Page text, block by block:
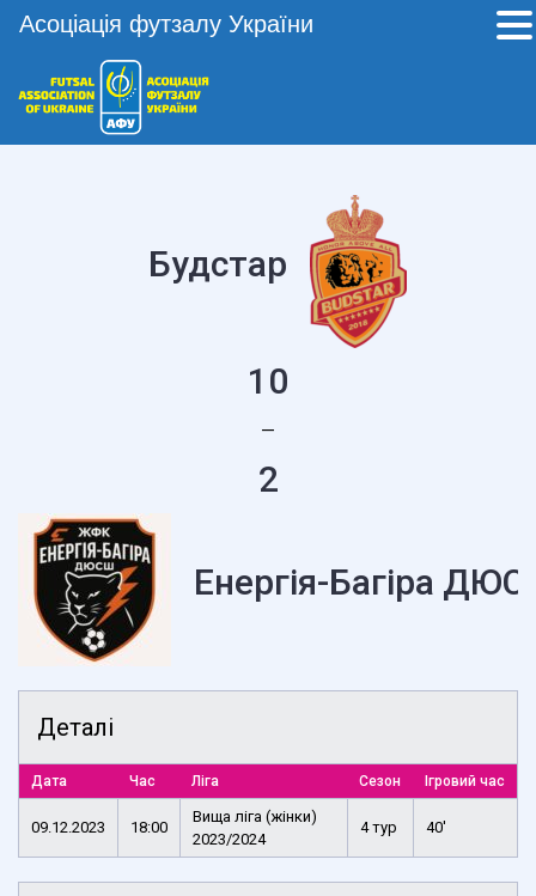
Будстар
10
—
2
Енергія-Багіра
Деталі
Дата Час Ліга Сезон Ігровий час
09.12.2023 18:00
Вища ліга (жінки)
2023/2024
4 тур 40'
Асоціація футзалу України